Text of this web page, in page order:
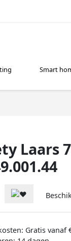
Smart
Laars
Gratis vanaf